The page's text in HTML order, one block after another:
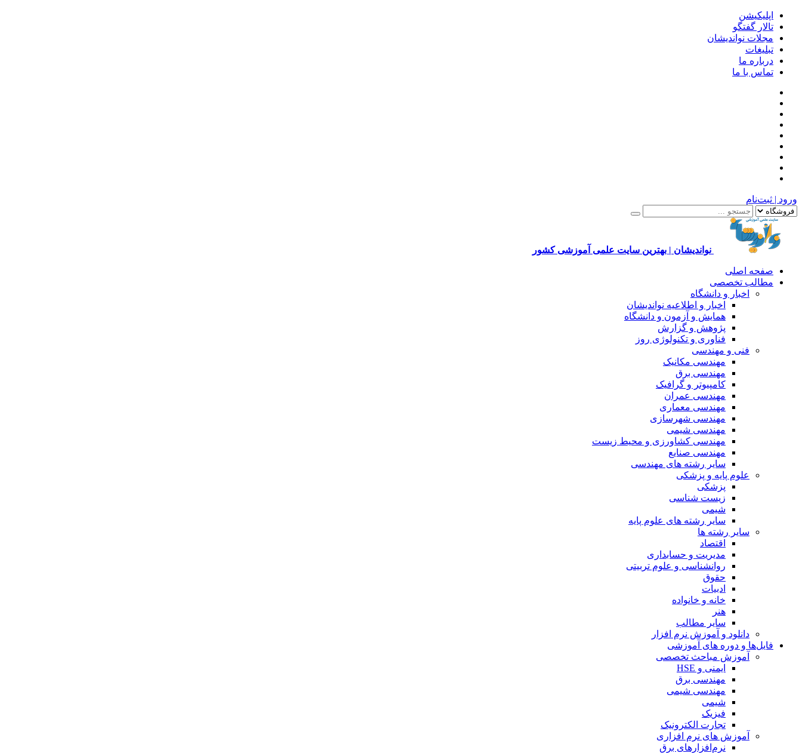
اپلیکیشن
تالار گفتگو
مجلات نواندیشان
تبلیغات
درباره ما
تماس با ما
ورود | ثبت‌نام
نواندیشان | بهترین سایت علمی آموزشی کشور
صفحه اصلی
مطالب تخصصی
اخبار و دانشگاه
اخبار و اطلاعیه نواندیشان
همایش و آزمون و دانشگاه
پژوهش و گزارش
فناوری و تکنولوژی روز
فنی و مهندسی
مهندسی مکانیک
مهندسی برق
کامپیوتر و گرافیک
مهندسی عمران
مهندسی معماری
مهندسی شهرسازی
مهندسی شیمی
مهندسی کشاورزی و محیط زیست
مهندسی صنایع
سایر رشته های مهندسی
علوم پایه و پزشکی
پزشکی
زیست شناسی
شیمی
سایر رشته های علوم پایه
سایر رشته ها
اقتصاد
مدیریت و حسابداری
روانشناسی و علوم تربیتی
حقوق
ادبیات
خانه و خانواده
هنر
سایر مطالب
دانلود و آموزش نرم افزار
فایل‌ها و دوره های آموزشی
آموزش مباحث تخصصی
ایمنی و HSE
مهندسی برق
مهندسی شیمی
شیمی
فیزیک
تجارت الکترونیک
آموزش های نرم افزاری
نرم‌افزارهای برق